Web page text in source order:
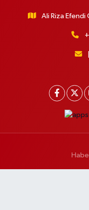
Ali Riza